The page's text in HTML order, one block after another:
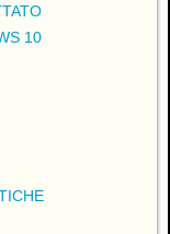
10